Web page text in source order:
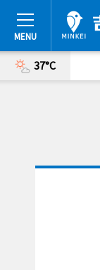
37°C